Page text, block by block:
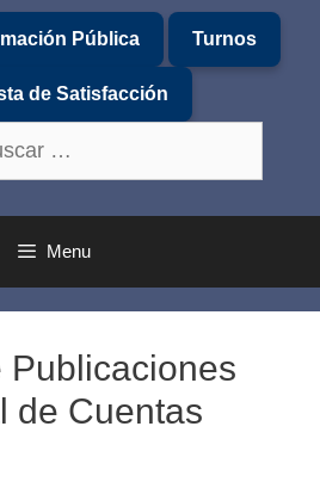
Pública Turnos
de Satisfacción
Menu
Publicaciones
de Cuentas